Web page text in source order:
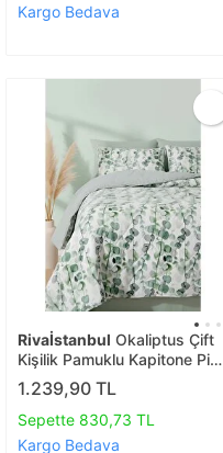
Kargo Bedava
Rivaİstanbul Okaliptus Çift
Kişilik Pamuklu Kapitone Pike
& Yatak Örtüsü
1.239,90 TL
Sepette 830,73 TL
Kargo Bedava